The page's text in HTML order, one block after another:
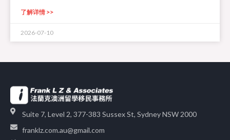
了解详情 >>
2026-07-10
Suite 7, Level 2, 377-383 Sussex St, Sydney NSW 2000
franklz.com.au@gmail.com